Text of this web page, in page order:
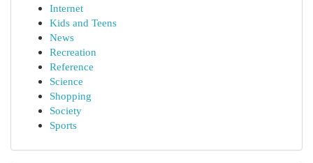
Internet
Kids and Teens
News
Recreation
Reference
Science
Shopping
Society
Sports